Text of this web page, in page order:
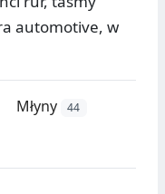
automotive, w
Młyny 44